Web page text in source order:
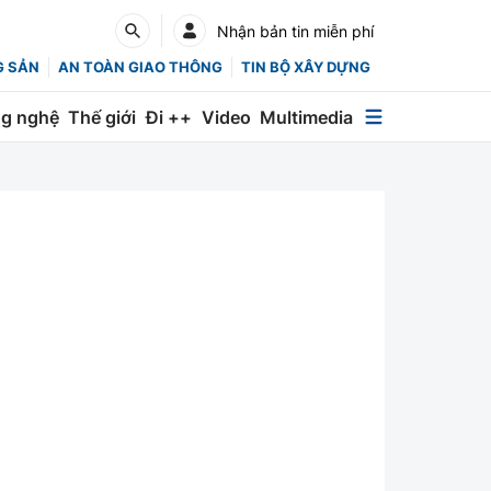
Nhận bản tin miễn phí
SẢN AN TOÀN GIAO THÔNG TIN BỘ XÂY DỰNG
nghệ Thế giới Đi ++ Video Multimedia